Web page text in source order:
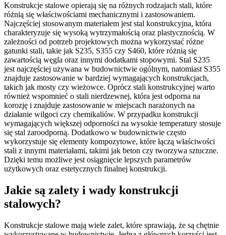
Konstrukcje stalowe opierają się na różnych rodzajach stali, które
różnią się właściwościami mechanicznymi i zastosowaniem.
Najczęściej stosowanym materiałem jest stal konstrukcyjna, która
charakteryzuje się wysoką wytrzymałością oraz plastycznością. W
zależności od potrzeb projektowych można wykorzystać różne
gatunki stali, takie jak S235, S355 czy S460, które różnią się
zawartością węgla oraz innymi dodatkami stopowymi. Stal S235
jest najczęściej używana w budownictwie ogólnym, natomiast S355
znajduje zastosowanie w bardziej wymagających konstrukcjach,
takich jak mosty czy wieżowce. Oprócz stali konstrukcyjnej warto
również wspomnieć o stali nierdzewnej, która jest odporna na
korozję i znajduje zastosowanie w miejscach narażonych na
działanie wilgoci czy chemikaliów. W przypadku konstrukcji
wymagających większej odporności na wysokie temperatury stosuje
się stal żaroodporną. Dodatkowo w budownictwie często
wykorzystuje się elementy kompozytowe, które łączą właściwości
stali z innymi materiałami, takimi jak beton czy tworzywa sztuczne.
Dzięki temu możliwe jest osiągnięcie lepszych parametrów
użytkowych oraz estetycznych finalnej konstrukcji.
Jakie są zalety i wady konstrukcji
stalowych?
Konstrukcje stalowe mają wiele zalet, które sprawiają, że są chętnie